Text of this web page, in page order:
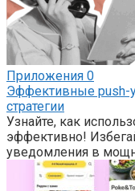
Приложения 0
Эффективные push-
стратегии
Узнайте, как
эффективно!
уведомления в